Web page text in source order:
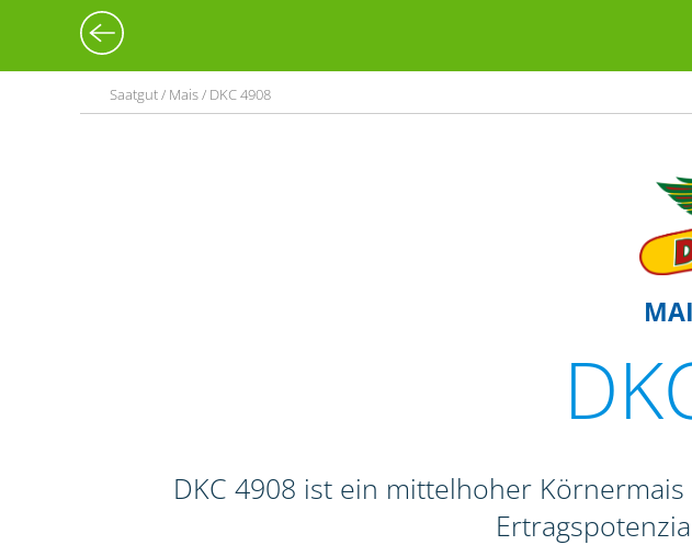
Saatgut / Mais / DKC 4908
DKC 4908 ist ein mittelhoher